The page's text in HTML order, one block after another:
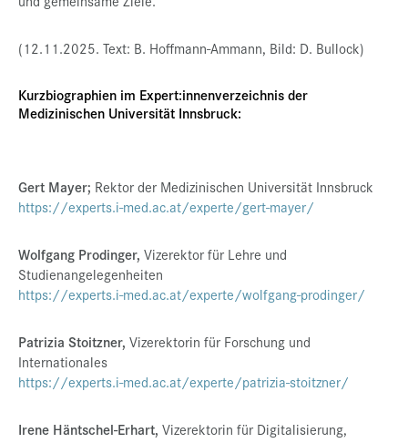
(12.11.2025. Text: B. Hoffmann-Ammann, Bild: D. Bullock)
Kurzbiographien im Expert:innenverzeichnis der
Medizinischen Universität Innsbruck:
Gert Mayer; Rektor der Medizinischen Universität Innsbruck
https://experts.i-med.ac.at/experte/gert-mayer/
Wolfgang Prodinger, Vizerektor für Lehre und
Studienangelegenheiten
https://experts.i-med.ac.at/experte/wolfgang-prodinger/
Patrizia Stoitzner, Vizerektorin für Forschung und
Internationales
https://experts.i-med.ac.at/experte/patrizia-stoitzner/
Irene Häntschel-Erhart, Vizerektorin für Digitalisierung,